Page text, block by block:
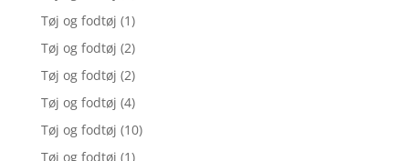
Tøj og fodtøj (1)
Tøj og fodtøj (2)
Tøj og fodtøj (2)
Tøj og fodtøj (4)
Tøj og fodtøj (10)
Tøj og fodtøj (1)